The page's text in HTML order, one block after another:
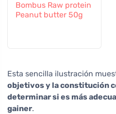
Bombus Raw protein
Peanut butter 50g
Esta sencilla ilustración
objetivos y la constitución
determinar si es más
gainer.